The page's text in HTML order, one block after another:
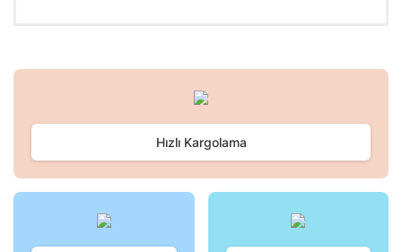
Bu ürüne ilk yorumu siz yapın!
Yorum Yaz
kullanarak tarafımıza iletebilirsiniz.
Ürün resmi kalitesiz, bozuk veya görüntülenemiyor.
Hızlı Kargolama